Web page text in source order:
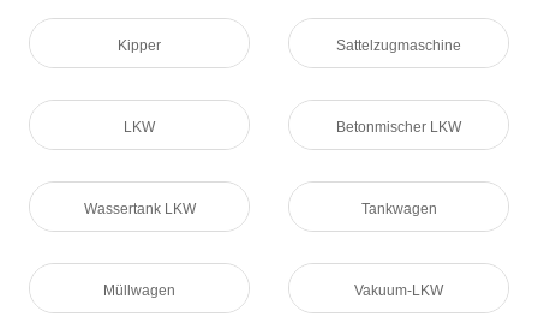
Kipper Sattelzugmaschine
LKW Betonmischer LKW
Wassertank LKW Tankwagen
Müllwagen Vakuum-LKW